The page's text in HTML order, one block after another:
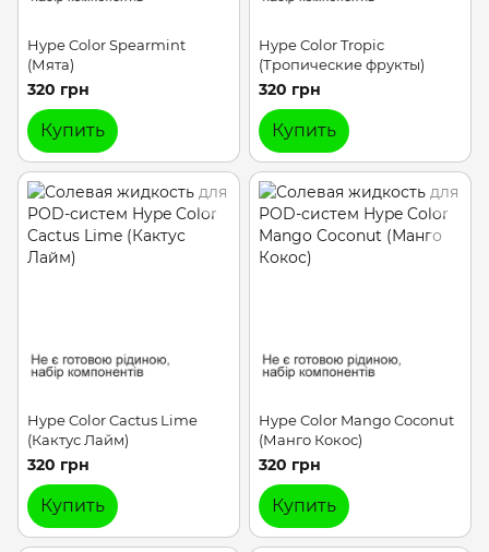
Hype Color Spearmint
(Мята)
320 грн
Купить
Hype Color Tropic
(Тропические фрукты)
320 грн
Купить
Hype Color Cactus Lime
(Кактус Лайм)
320 грн
Купить
Hype Color Mango Coconut
(Манго Кокос)
320 грн
Купить